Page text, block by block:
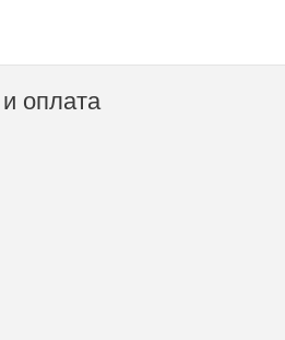
оплата